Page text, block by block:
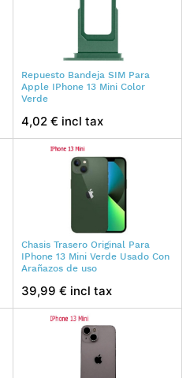
Repuesto Bandeja SIM Para
Apple IPhone 13 Mini Color
Verde
4,02 € incl tax
Chasis Trasero Original Para
IPhone 13 Mini Verde Usado Con
Arañazos de uso
39,99 € incl tax